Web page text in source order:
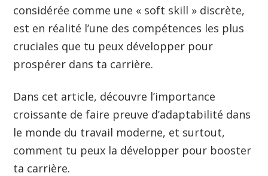
considérée comme une « soft skill » discrète,
est en réalité l’une des compétences les plus
cruciales que tu peux développer pour
prospérer dans ta carrière.
Dans cet article, découvre l’importance
croissante de faire preuve d’adaptabilité dans
le monde du travail moderne, et surtout,
comment tu peux la développer pour booster
ta carrière.